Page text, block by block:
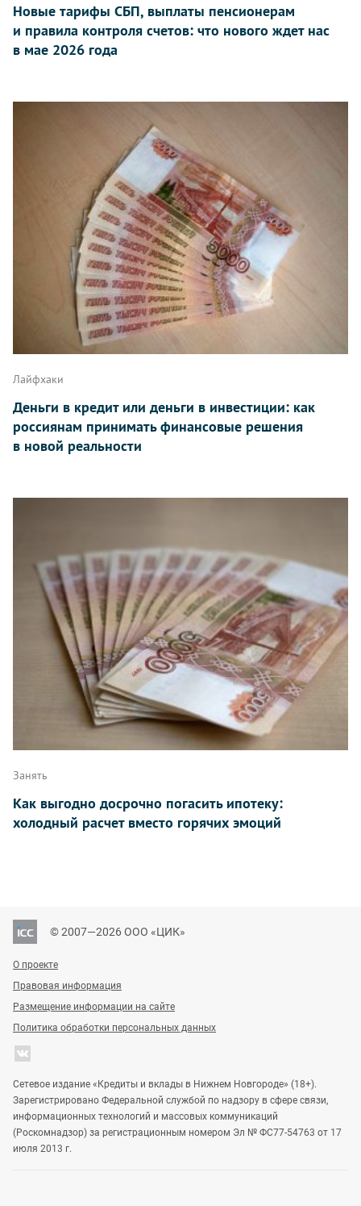
Новые тарифы СБП, выплаты пенсионерам
и правила контроля счетов: что нового ждет нас
в мае 2026 года
Лайфхаки
Деньги в кредит или деньги в инвестиции: как
россиянам принимать финансовые решения
в новой реальности
Занять
Как выгодно досрочно погасить ипотеку:
холодный расчет вместо горячих эмоций
© 2007—2026 ООО «ЦИК»
О проекте
Правовая информация
Размещение информации на сайте
Политика обработки персональных данных
Сетевое издание «Кредиты и вклады в Нижнем Новгороде» (18+).
Зарегистрировано Федеральной службой по надзору в сфере связи,
информационных технологий и массовых коммуникаций
(Роскомнадзор) за регистрационным номером Эл № ФС77-54763 от 17
июля 2013 г.